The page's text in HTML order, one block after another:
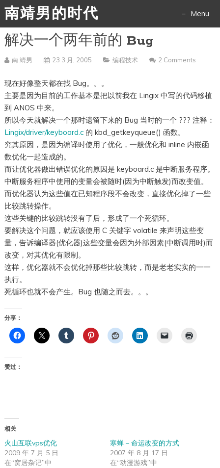
南靖男的时代 Menu
to
解决一个两年前的 Bug
南 靖男 23 3 月, 2005 编程技术 2 Comments
现在好像整天都在找 Bug。。。
主要是因为目前的工作基本是把以前我在 Lingix 中写的代码移植
到 ANOS 中来。
所以今天就解决一个那时遗留下来的 Bug 当时的一个 ??? 注释：
Lingix/driver/keyboard.c的 kbd_getkeyqueue() 函数。
究其原因，是因为编译时使用了优化，一般优化和 inline 内嵌函
数优化一起造成的。
而让优化器做出错误优化的原因是 keyboard.c 是中断服务程序。
中断服务程序中使用的变量会被随时(因为中断触发)而改变值。
而优化器认为这些值在已知程序段不会改变，直接优化掉了一些
比较跳转操作。
这些关键的比较跳转没有了后，形成了一个死循环。
要解决这个问题，就应该使用 C 关键字 volatile 来声明这些变
量，告诉编译器(优化器)这些变量会因为外部因素(中断调用时)而
改变，对其优化有限制。
这样，优化器就不会优化掉那些比较跳转，而是老老实实的一一
执行。
死循环也就不会产生。Bug 也随之而去。。。
分享：
赞过：
相关
火山互联vps优化
2009 年 7 月 5 日
在“窝居杂记”中
寒蝉 – 命运改变的方式
2007 年 8 月 17 日
在“动漫游戏”中